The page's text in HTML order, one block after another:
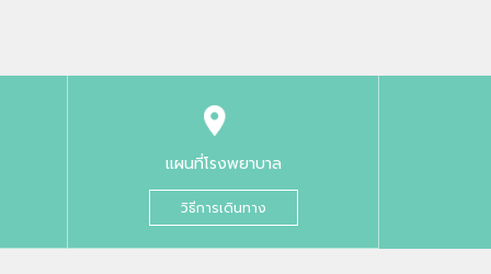
แผนที่โรงพยาบาล
วิธีการเดินทาง